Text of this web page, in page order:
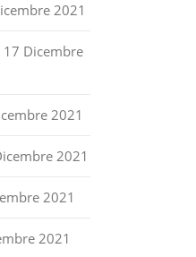
2021
17 Dicembre
2021
2021
2021
2021